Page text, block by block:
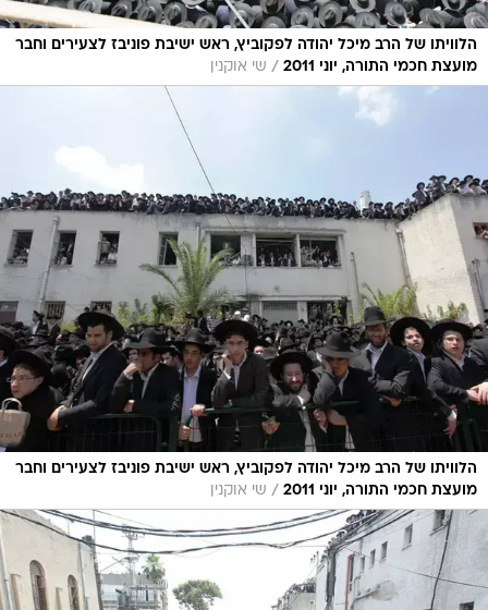
הלוויתו של הרב מיכל יהודה לפקוביץ, ראש ישיבת פוניבז לצעירים וחבר
מועצת חכמי התורה, יוני 2011
/ שי אוקנין
הלוויתו של הרב מיכל יהודה לפקוביץ, ראש ישיבת פוניבז לצעירים וחבר
מועצת חכמי התורה, יוני 2011
/ שי אוקנין